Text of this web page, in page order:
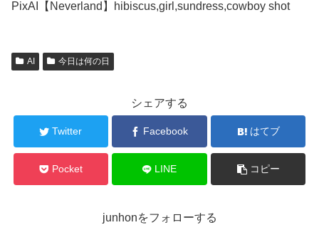
PixAI【Neverland】hibiscus,girl,sundress,cowboy shot
AI 今日は何の日
シェアする
Twitter Facebook はてブ
Pocket LINE コピー
junhonをフォローする